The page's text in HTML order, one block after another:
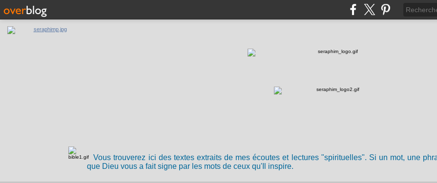
Vous trouverez ici des textes extraits de mes écoutes et lectures "spirituelles". Si un mot, une
que Dieu vous a fait signe par les mots de ceux qu'Il inspire.